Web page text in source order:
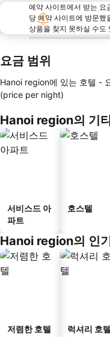
예약 사이트에서 받는 요
당 예약 사이트에 방문했
상품을 찾지 못하실 수도
요금 범위
Hanoi region에 있는 호텔 -
(price per night)
Hanoi region의 기
서비스드 아
파트
호스텔
Hanoi region의 인
저렴한 호텔 럭셔리 호텔